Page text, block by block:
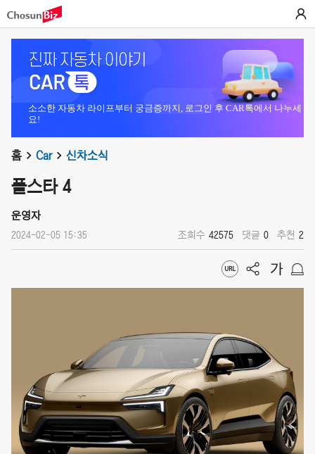
소소한 자동차 라이프부터 궁금증까지, 로그인 후 CAR톡에서 나누세
요!
홈 Car 신차소식
폴스타 4
운영자
2024-02-05 15:35 조회수 42575 댓글 0 추천 2